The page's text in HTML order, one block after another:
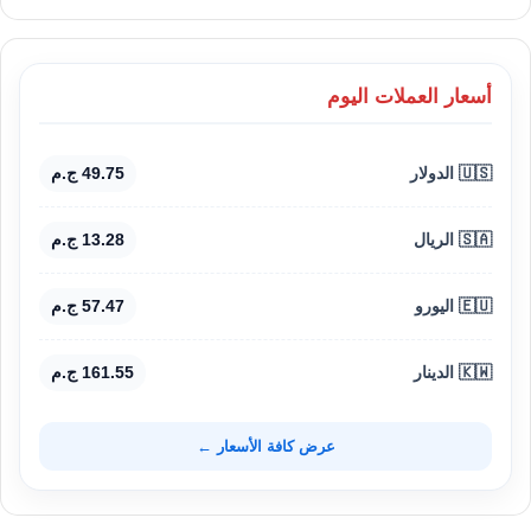
أسعار العملات اليوم
🇺🇸 الدولار 49.75 ج.م
🇸🇦 الريال 13.28 ج.م
🇪🇺 اليورو 57.47 ج.م
🇰🇼 الدينار 161.55 ج.م
عرض كافة الأسعار ←